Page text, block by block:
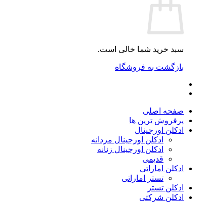
سبد خرید شما خالی است.
بازگشت به فروشگاه
صفحه اصلی
پرفروش ترین ها
ادکلن اورجینال
ادکلن اورجینال مردانه
ادکلن اورجینال زنانه
قدیمی
ادکلن اماراتی
تستر اماراتی
ادکلن تستر
ادکلن شرکتی